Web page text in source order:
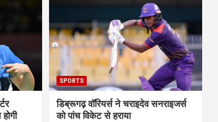
SPORTS
डिब्रूगढ़ वॉरियर्स ने चराइदेव सनराइजर्स
को पांच विकेट से हराया